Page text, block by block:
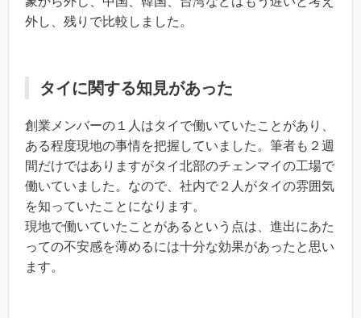
外し、残りで比較しました。
タイに関する知見があった
創業メンバーの１人はタイで働いていたことがあり、
ある程度現地の事情を把握していました。筆者も２週
間だけではありますがタイ北部のチェンマイの工場で
働いていました。なので、社内で２人がタイの雰囲気
を知っていたことになります。
現地で働いていたことがあるという点は、進出にあた
っての不安感を薄めるには十分な効果があったと思い
ます。